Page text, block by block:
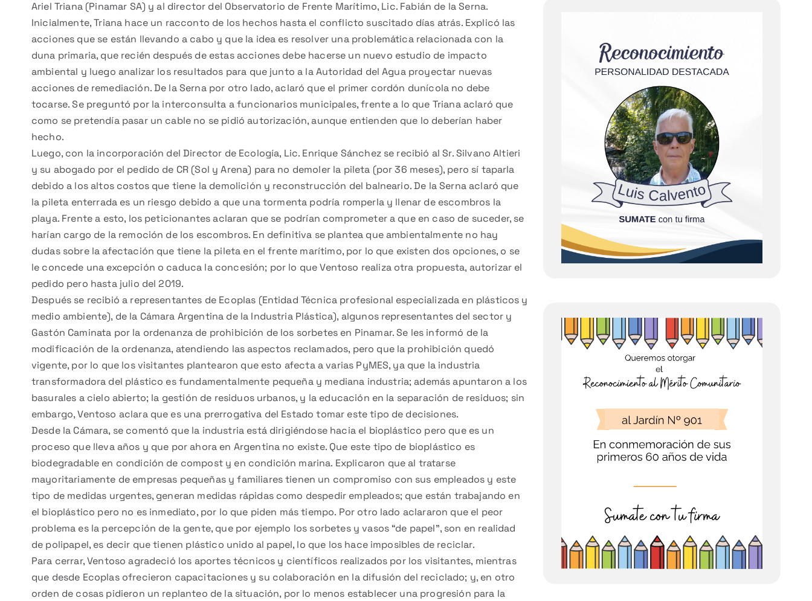
Ariel Triana (Pinamar SA) y al director del Observatorio de Frente Marítimo, Lic. Fabián de la Serna.
Inicialmente, Triana hace un racconto de los hechos hasta el conflicto suscitado días atrás. Explicó las
acciones que se están llevando a cabo y que la idea es resolver una problemática relacionada con la
duna primaria, que recién después de estas acciones debe hacerse un nuevo estudio de impacto
ambiental y luego analizar los resultados para que junto a la Autoridad del Agua proyectar nuevas
acciones de remediación. De la Serna por otro lado, aclaró que el primer cordón dunícola no debe
tocarse. Se preguntó por la interconsulta a funcionarios municipales, frente a lo que Triana aclaró que
como se pretendía pasar un cable no se pidió autorización, aunque entienden que lo deberían haber
hecho.
Luego, con la incorporación del Director de Ecología, Lic. Enrique Sánchez se recibió al Sr. Silvano Altieri
y su abogado por el pedido de CR (Sol y Arena) para no demoler la pileta (por 36 meses), pero sí taparla
debido a los altos costos que tiene la demolición y reconstrucción del balneario. De la Serna aclaró que
la pileta enterrada es un riesgo debido a que una tormenta podría romperla y llenar de escombros la
playa. Frente a esto, los peticionantes aclaran que se podrían comprometer a que en caso de suceder, se
harían cargo de la remoción de los escombros. En definitiva se plantea que ambientalmente no hay
dudas sobre la afectación que tiene la pileta en el frente marítimo, por lo que existen dos opciones, o se
le concede una excepción o caduca la concesión; por lo que Ventoso realiza otra propuesta, autorizar el
pedido pero hasta julio del 2019.
Después se recibió a representantes de Ecoplas (Entidad Técnica profesional especializada en plásticos y
medio ambiente), de la Cámara Argentina de la Industria Plástica), algunos representantes del sector y
Gastón Caminata por la ordenanza de prohibición de los sorbetes en Pinamar. Se les informó de la
modificación de la ordenanza, atendiendo las aspectos reclamados, pero que la prohibición quedó
vigente, por lo que los visitantes plantearon que esto afecta a varias PyMES, ya que la industria
transformadora del plástico es fundamentalmente pequeña y mediana industria; además apuntaron a los
basurales a cielo abierto; la gestión de residuos urbanos, y la educación en la separación de residuos; sin
embargo, Ventoso aclara que es una prerrogativa del Estado tomar este tipo de decisiones.
Desde la Cámara, se comentó que la industria está dirigiéndose hacia el bioplástico pero que es un
proceso que lleva años y que por ahora en Argentina no existe. Que este tipo de bioplástico es
biodegradable en condición de compost y en condición marina. Explicaron que al tratarse
mayoritariamente de empresas pequeñas y familiares tienen un compromiso con sus empleados y este
tipo de medidas urgentes, generan medidas rápidas como despedir empleados; que están trabajando en
el bioplástico pero no es inmediato, por lo que piden más tiempo. Por otro lado aclararon que el peor
problema es la percepción de la gente, que por ejemplo los sorbetes y vasos “de papel”, son en realidad
de polipapel, es decir que tienen plástico unido al papel, lo que los hace imposibles de reciclar.
Para cerrar, Ventoso agradeció los aportes técnicos y científicos realizados por los visitantes, mientras
que desde Ecoplas ofrecieron capacitaciones y su colaboración en la difusión del reciclado; y, en otro
orden de cosas pidieron un replanteo de la situación, por lo menos establecer una progresión para la